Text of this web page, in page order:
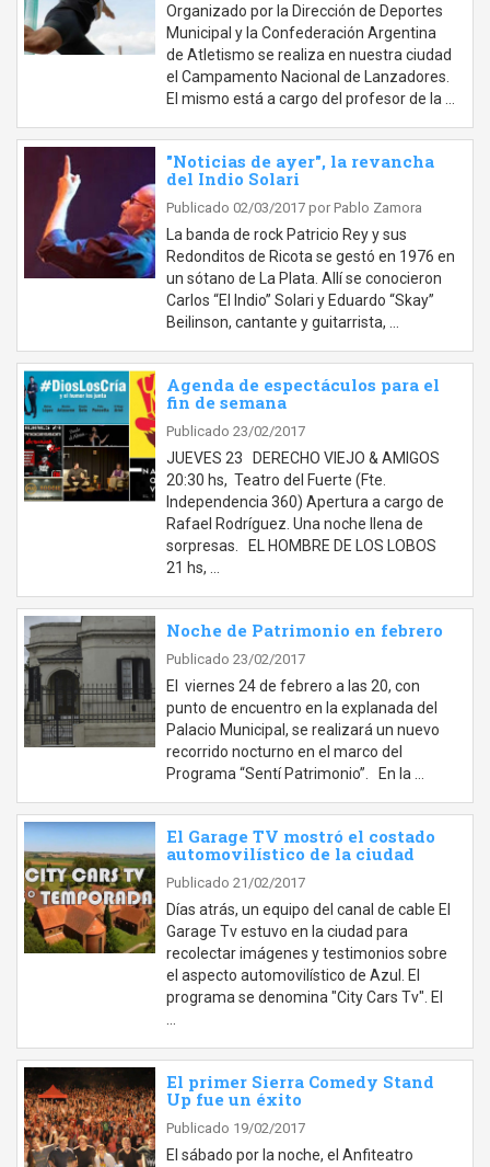
Organizado por la Dirección de Deportes
Municipal y la Confederación Argentina
de Atletismo se realiza en nuestra ciudad
el Campamento Nacional de Lanzadores.
El mismo está a cargo del profesor de la …
"Noticias de ayer", la revancha
del Indio Solari
Publicado 02/03/2017 por Pablo Zamora
La banda de rock Patricio Rey y sus
Redonditos de Ricota se gestó en 1976 en
un sótano de La Plata. Allí se conocieron
Carlos “El Indio” Solari y Eduardo “Skay”
Beilinson, cantante y guitarrista, …
Agenda de espectáculos para el
fin de semana
Publicado 23/02/2017
JUEVES 23 DERECHO VIEJO & AMIGOS
20:30 hs, Teatro del Fuerte (Fte.
Independencia 360) Apertura a cargo de
Rafael Rodríguez. Una noche llena de
sorpresas. EL HOMBRE DE LOS LOBOS
21 hs, …
Noche de Patrimonio en febrero
Publicado 23/02/2017
El viernes 24 de febrero a las 20, con
punto de encuentro en la explanada del
Palacio Municipal, se realizará un nuevo
recorrido nocturno en el marco del
Programa “Sentí Patrimonio”. En la …
El Garage TV mostró el costado
automovilístico de la ciudad
Publicado 21/02/2017
Días atrás, un equipo del canal de cable El
Garage Tv estuvo en la ciudad para
recolectar imágenes y testimonios sobre
el aspecto automovilístico de Azul. El
programa se denomina "City Cars Tv". El
El primer Sierra Comedy Stand
Up fue un éxito
Publicado 19/02/2017
El sábado por la noche, el Anfiteatro